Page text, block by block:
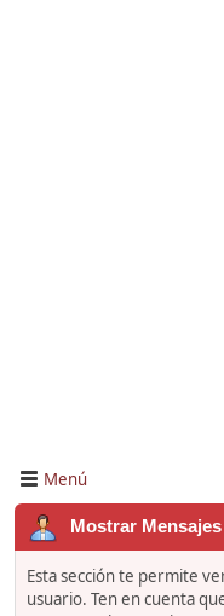
Menú
Mostrar Mensajes
Esta sección te permite
usuario. Ten en cuenta